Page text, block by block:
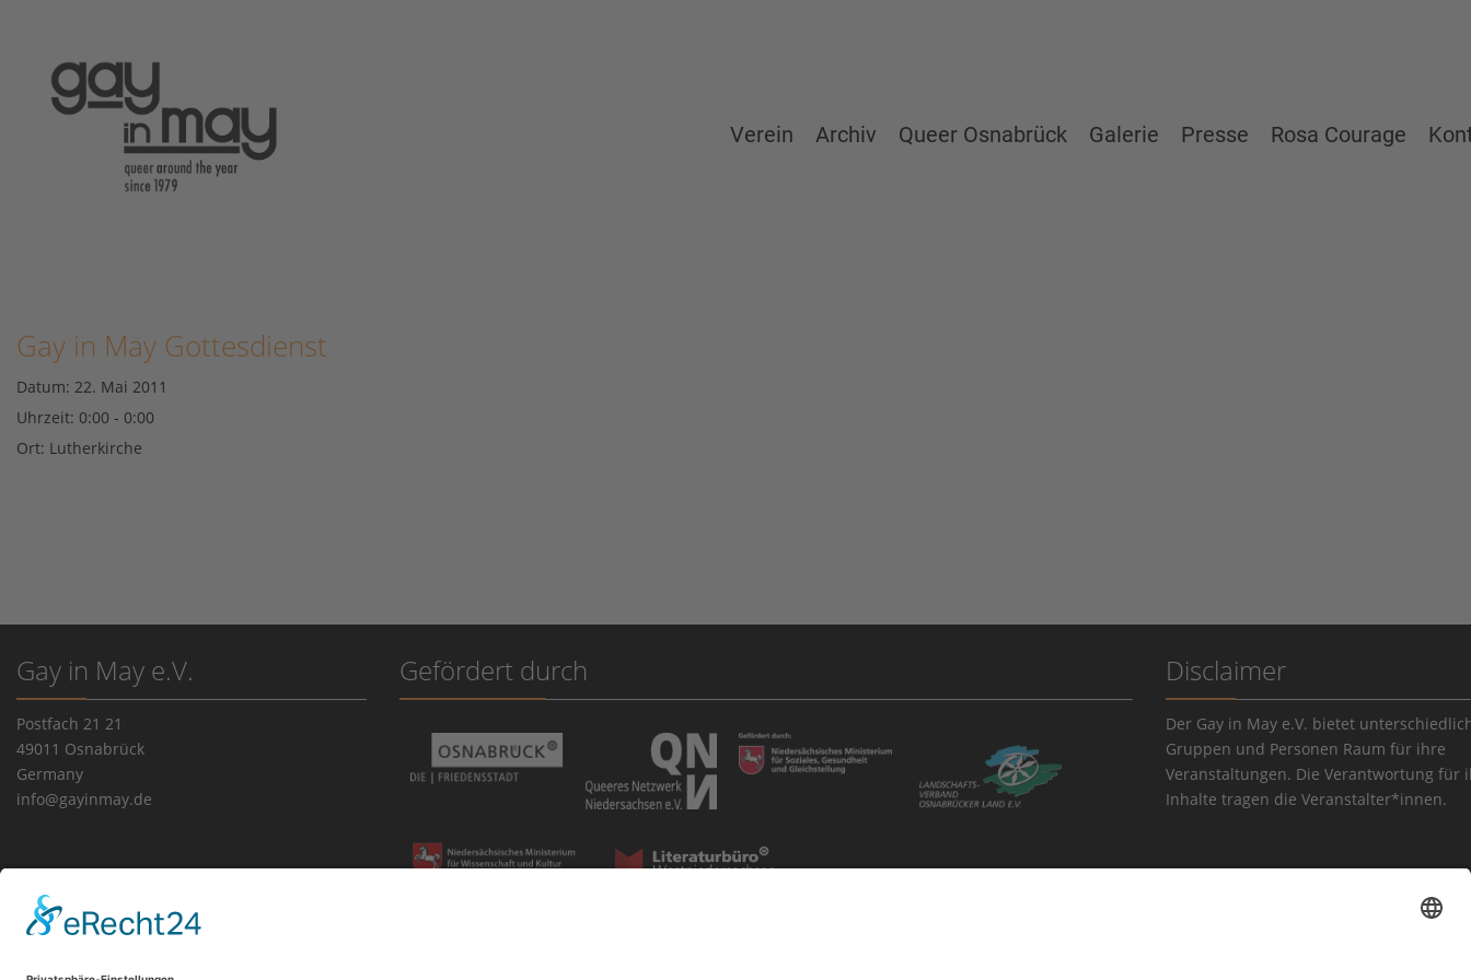
Verein Archiv Queer Osnabrück Galerie Presse Rosa Courage
Gay in May Gottesdienst
Datum: 22. Mai 2011
Uhrzeit: 0:00 - 0:00
Ort: Lutherkirche
Gay in May e.V.
Postfach 21 21
49011 Osnabrück
Germany
info@gayinmay.de
Gefördert durch Disclaimer
Der Gay in May e.V. bietet
Gruppen und Personen Raum für ihre
Veranstaltungen. Die Verantwortung für
Inhalte tragen die Veranstalter*innen.